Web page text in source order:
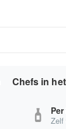
Chefs in
Zelf